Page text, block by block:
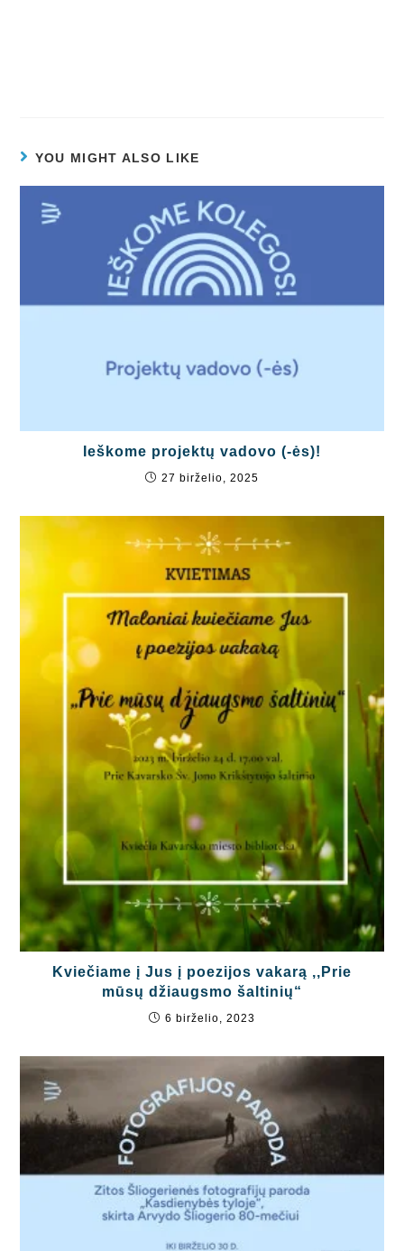
YOU MIGHT ALSO LIKE
Ieškome projektų vadovo (-ės)!
27 birželio, 2025
Kviečiame į Jus į poezijos vakarą ,,Prie
mūsų džiaugsmo šaltinių“
6 birželio, 2023